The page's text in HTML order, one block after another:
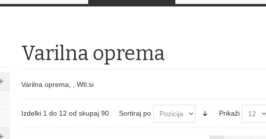
Varilna oprema
Varilna oprema, , Wtl.si
Izdelki 1 do 12 od skupaj 90 Sortiraj po Prikaži